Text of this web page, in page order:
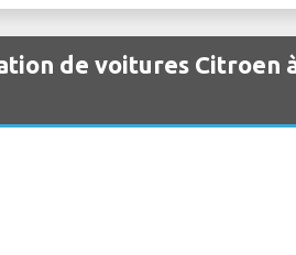
de voitures Citroen